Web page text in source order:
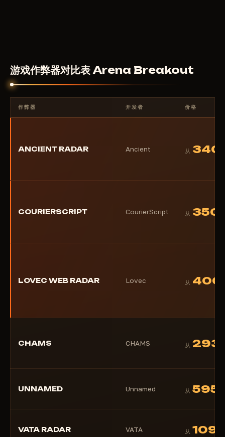
游戏作弊器对比表 Arena Breakout
作弊器 开发者 价格
ANCIENT RADAR Ancient 从 340
COURIERSCRIPT CourierScript 从 350
LOVEC WEB RADAR Lovec 从 400
CHAMS CHAMS 从 293
UNNAMED Unnamed 从 595
VATA RADAR VATA 从